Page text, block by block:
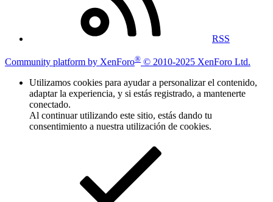
RSS
Community platform by XenForo® © 2010-2025 XenForo Ltd.
Utilizamos cookies para ayudar a personalizar el contenido,
adaptar la experiencia, y si estás registrado, a mantenerte
conectado.
Al continuar utilizando este sitio, estás dando tu
consentimiento a nuestra utilización de cookies.